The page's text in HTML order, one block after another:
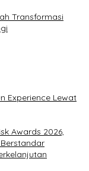
Transformasi
Experience Lewat
Awards 2026,